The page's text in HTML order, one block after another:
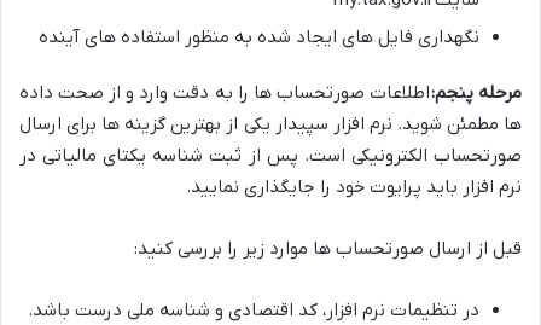
نگهداری فایل های ایجاد شده به منظور استفاده های آینده
مرحله پنجم:اطلاعات صورتحساب ها را به دقت وارد و از صحت داده
ها مطمئن شوید. نرم افزار سپیدار یکی از بهترین گزینه ها برای ارسال
صورتحساب الکترونیکی است. پس از ثبت شناسه یکتای مالیاتی در
نرم افزار باید پرایوت خود را جایگذاری نمایید.
قبل از ارسال صورتحساب ها موارد زیر را بررسی کنید:
در تنظیمات نرم افزار، کد اقتصادی و شناسه ملی درست باشد.